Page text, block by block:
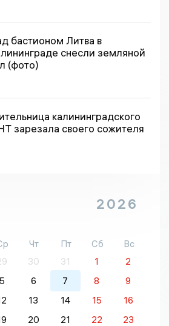
бастионом Литва в
снесли земляной
(фото)
калининградского
зарезала своего сожителя
2026
Чт Пт Сб
Вс
30 31 1
2
5 6 7 8
9
13 14 15
16
20 21 22
23